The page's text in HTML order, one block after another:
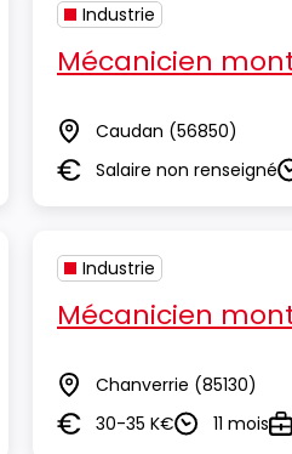
aux Favoris
Industrie
Mécanicien
Lieu Caudan (56850)
SalaireSalaire non renseigné
aux Favoris
Industrie
Mécanicien
Lieu Chanverrie (85130)
Salaire30-35 K€Durée11 mois